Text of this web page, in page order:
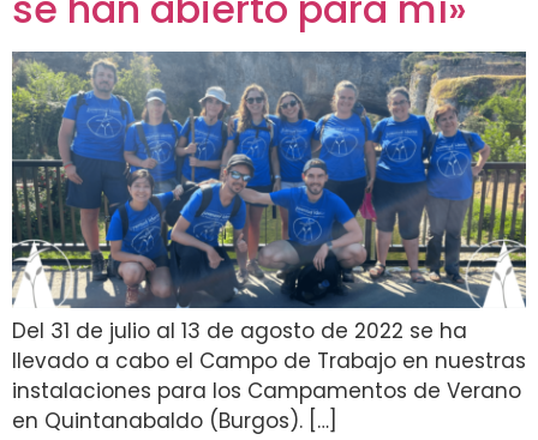
Del 31 de julio al 13 de agosto de 2022 se ha
llevado a cabo el Campo de Trabajo en nuestras
instalaciones para los Campamentos de Verano
en Quintanabaldo (Burgos). […]